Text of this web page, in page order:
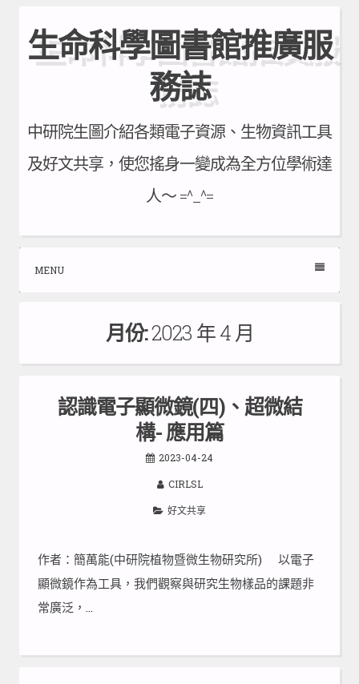
to
content
生命科學圖書館推廣服
務誌
中研院生圖介紹各類電子資源、生物資訊工具
及好文共享，使您搖身一變成為全方位學術達
人～ =^_^=
MENU
月份:2023 年 4 月
認識電子顯微鏡(四)、超微結
構- 應用篇
2023-04-24
CIRLSL
好文共享
作者：簡萬能(中研院植物暨微生物研究所) 以電子
顯微鏡作為工具，我們觀察與研究生物樣品的課題非
常廣泛，…